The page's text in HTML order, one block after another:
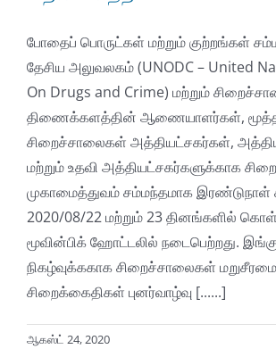
போதைப் பொருட்கள் மற்றும் குற்றங்கள்
தேசிய அலுவலகம் (UNODC – United
On Drugs and Crime) மற்றும்
திணைக்களத்தின் ஆணையாளர்கள்,
சிறைச்சாலைகள் அத்தியட்சகர்கள்,
மற்றும் உதவி அத்தியட்சகர்களுக்காக
முகாமைத்துவம் சம்மந்தமாக இரண்டுநாள்
2020/08/22 மற்றும் 23 தினங்களில்
மூவின்பிக் ஹோட்டலில் நடைபெற்றது. இங்கு
நிகழ்வுக்ககாக சிறைச்சாலைகள்
சிறைக்கைதிகள் புனர்வாழ்வு [......]
ஆகஸ்ட் 24, 2020